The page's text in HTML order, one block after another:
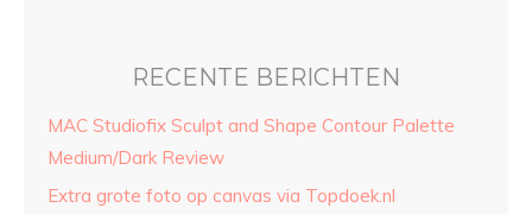
RECENTE BERICHTEN
MAC Studiofix Sculpt and Shape Contour Palette
Medium/Dark Review
Extra grote foto op canvas via Topdoek.nl